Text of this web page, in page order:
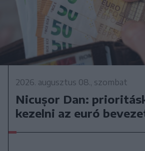
2026. augusztus 08., szombat
Nicușor Dan:
kezelni az euró